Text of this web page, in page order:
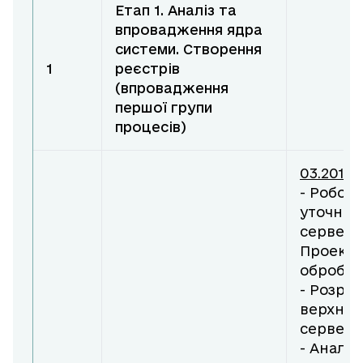
1
Етап 1. Аналіз та
впровадження ядра
системи. Створення
реєстрів
(впровадження
першої групи
процесів)
03.2018
- Робочі
-
-